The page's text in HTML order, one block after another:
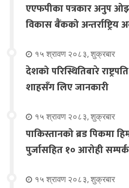
एएफपीका पत्रकार अनुप
विकास बैंकको अन्तर्राष्ट्रिय
१५ श्रावण २०८३, शुक्रबार
देशको परिस्थितिबारे
शाहसँग लिए जानकारी
१५ श्रावण २०८३, शुक्रबार
पाकिस्तानको ब्रड पिकमा
पुर्जासहित १० आरोही
१५ श्रावण २०८३, शुक्रबार